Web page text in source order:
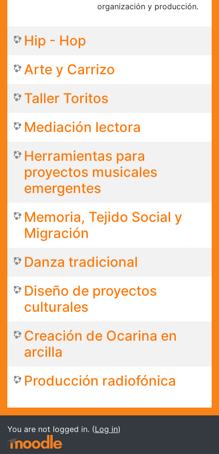
organización y producción.
Hip - Hop
Arte y Carrizo
Taller Toritos
Mediación lectora
Herramientas para
proyectos musicales
emergentes
Memoria, Tejido Social y
Migración
Danza tradicional
Diseño de proyectos
culturales
Creación de Ocarina en
arcilla
Producción radiofónica
You are not logged in. (Log in)